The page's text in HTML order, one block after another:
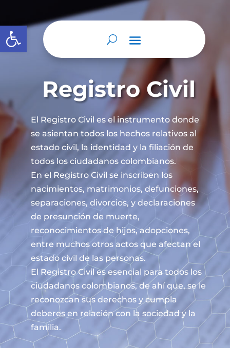
Abrir barra de herramientas
Registro Civil
El Registro Civil es el instrumento donde
se asientan todos los hechos relativos al
estado civil, la identidad y la filiación de
todos los ciudadanos colombianos.
En el Registro Civil se inscriben los
nacimientos, matrimonios, defunciones,
separaciones, divorcios, y declaraciones
de presunción de muerte,
reconocimientos de hijos, adopciones,
entre muchos otros actos que afectan el
estado civil de las personas.
El Registro Civil es esencial para todos los
ciudadanos colombianos, de ahí que, se le
reconozcan sus derechos y cumpla
deberes en relación con la sociedad y la
familia.